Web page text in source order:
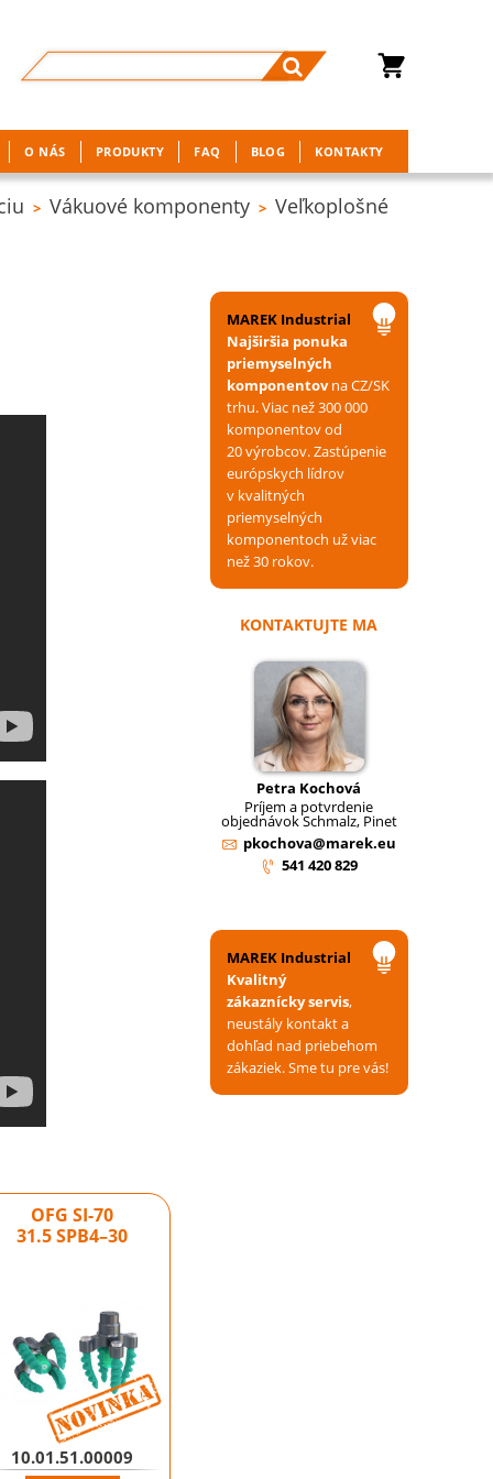
O NÁS PRODUKTY FAQ BLOG KONTAKTY
> Vákuové komponenty > Veľkoplošné
Novinka
OFG SI-70
31.5 SPB4–30
10.01.51.00009
MAREK Industrial
Najširšia ponuka
priemyselných
komponentovna CZ/SK
trhu. Viac než 300 000
komponentov od
20 výrobcov. Zastúpenie
európskych lídrov
v kvalitných
priemyselných
komponentoch už viac
než 30 rokov.
KONTAKTUJTE MA
Petra Kochová
Príjem a potvrdenie
objednávok Schmalz, Pinet
pkochova@marek.eu
541 420 829
MAREK Industrial
Kvalitný
zákaznícky servis,
neustály kontakt a
dohľad nad priebehom
zákaziek. Sme tu pre vás!